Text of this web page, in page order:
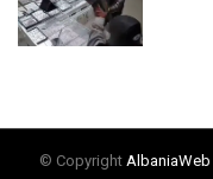
© Copyright AlbaniaWeb